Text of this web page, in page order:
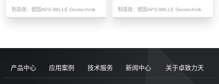
制造商： 德国APS-WILLE Geotechnik 制造商： 德国APS-WILLE Geotechnik
产品中心 应用案例 技术服务 新闻中心 关于卓致力天